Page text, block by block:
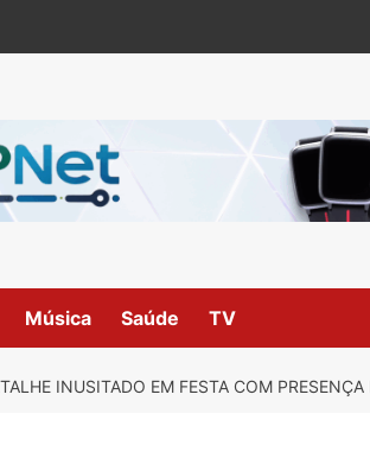
Música Saúde TV
INUSITADO EM FESTA COM